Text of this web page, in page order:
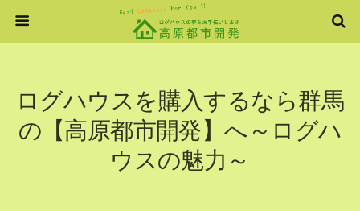
ログハウスを購入するなら群馬
の【高原都市開発】へ～ログハ
ウスの魅力～